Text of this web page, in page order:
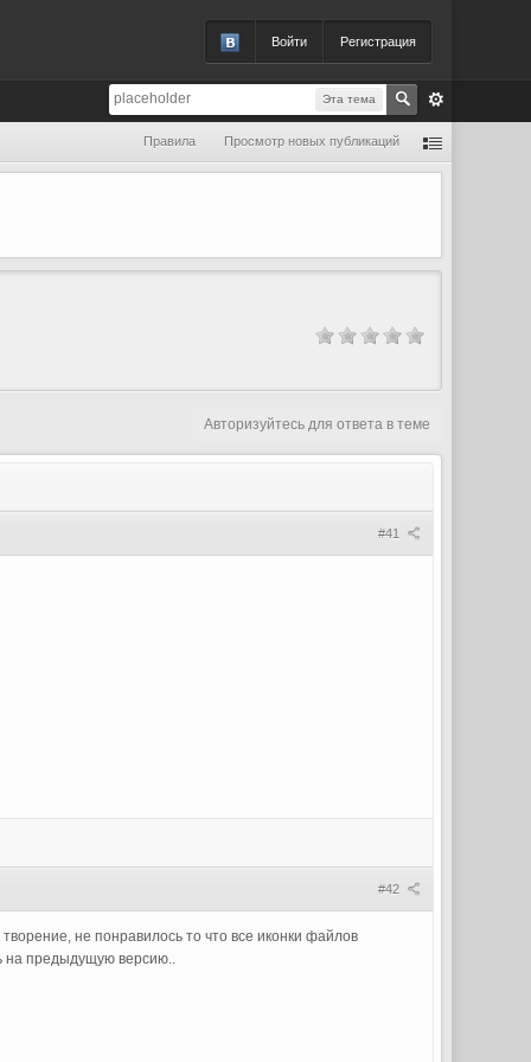
Войти Регистрация
Эта тема
Правила Просмотр новых публикаций
Авторизуйтесь для ответа в теме
#41
#42
не понравилось то что все иконки файлов
на предыдущую версию..